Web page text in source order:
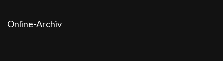
Online-Archiv